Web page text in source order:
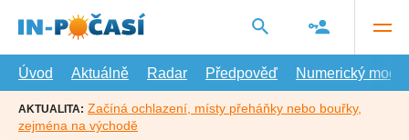
hlavní
Úvod
Aktuálně Radar Předpověď Numerický model
AKTUALITA: Začíná ochlazení, místy přeháňky nebo bouřky,
zejména na východě